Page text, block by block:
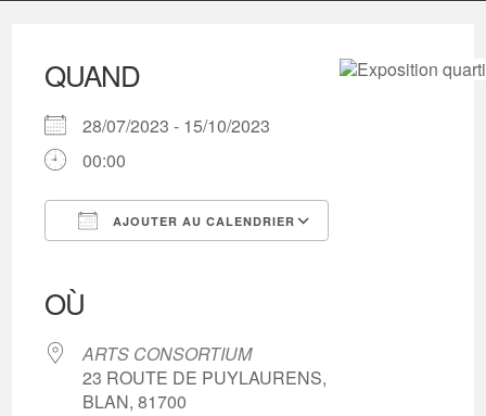
QUAND
28/07/2023 - 15/10/2023
00:00
AJOUTER AU CALENDRIER
OÙ
ARTS CONSORTIUM
23 ROUTE DE PUYLAURENS,
BLAN, 81700